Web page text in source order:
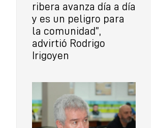
ribera avanza día a día
y es un peligro para
la comunidad”,
advirtió Rodrigo
Irigoyen